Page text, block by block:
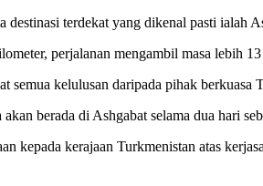
destinasi terdekat yang dikenal pasti ialah
perjalanan mengambil masa lebih
semua kelulusan daripada pihak
berada di Ashgabat selama dua hari
kepada kerajaan Turkmenistan atas